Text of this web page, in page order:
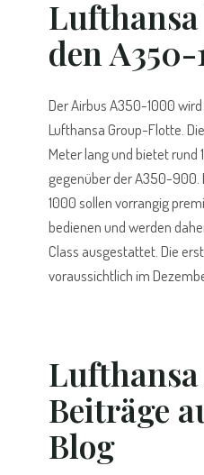
den
Der Airbus A350-1000
Lufthansa Group-Flotte.
Meter lang und bietet rund
gegenüber der A350-900.
1000 sollen vorrangig
bedienen und werden
Class ausgestattet. Die
voraussichtlich im
Lufthansa
Beiträge
Blog